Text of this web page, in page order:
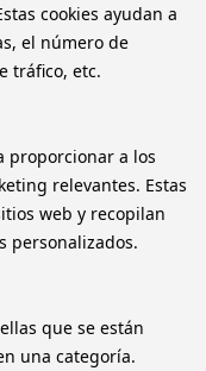
cookies ayudan a
el número de
tráfico, etc.
proporcionar a los
relevantes. Estas
web y recopilan
personalizados.
que se están
una categoría.